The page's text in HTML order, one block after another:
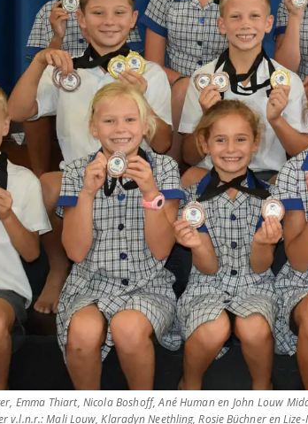
Emma Thiart, Nicola Boshoff, Ané Human en John Louw
v.l.n.r.: Mali Louw, Klaradyn Neethling, Rosie Büchner en